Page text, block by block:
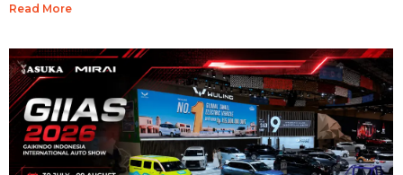
Read More